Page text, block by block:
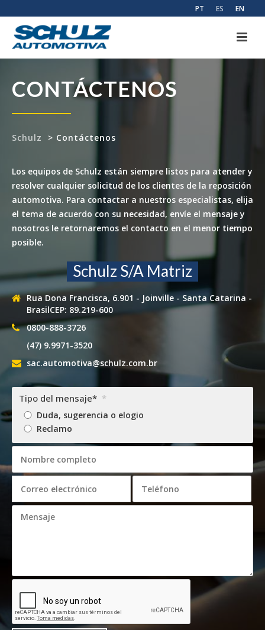
PT ES EN
CONTÁCTENOS
Schulz > Contáctenos
Los equipos de Schulz están siempre listos para atender y
resolver cualquier solicitud de los clientes de la reposición
automotiva. Para contactar a nuestros especialistas, elija
el tema de acuerdo con su necesidad, envíe el mensaje y
nosotros le retornaremos el contacto en el menor tiempo
posible.
Schulz S/A Matriz
Rua Dona Francisca, 6.901 - Joinville - Santa Catarina -
BrasilCEP: 89.219-600
0800-888-3726
(47) 9.9971-3520
sac.automotiva@schulz.com.br
Tipo del mensaje* *
Duda, sugerencia o elogio
Reclamo
Nombre
completo *
Correo
electrónico *
Teléfono *
Mensaje *
CAPTCHA